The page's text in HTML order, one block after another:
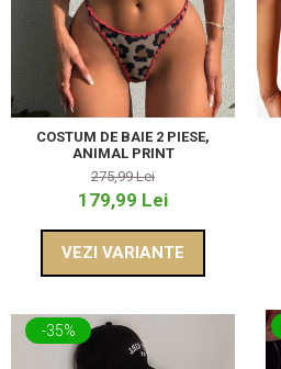
COSTUM DE BAIE 2 PIESE,
ANIMAL PRINT
275,99 Lei
179,99 Lei
VEZI VARIANTE
-35%